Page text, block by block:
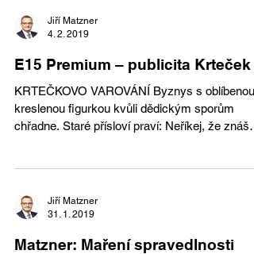
Jiří Matzner
4. 2. 2019
E15 Premium – publicita Krteček
KRTEČKOVO VAROVÁNÍ Byznys s oblíbenou
kreslenou figurkou kvůli dědickým sporům
chřadne. Staré přísloví praví: Neříkej, že znáš
Jiří Matzner
31. 1. 2019
Matzner: Maření spravedlnosti